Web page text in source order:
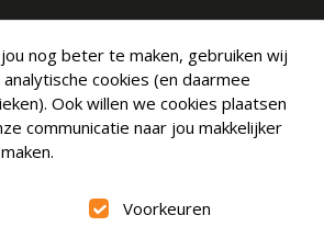
nieuwsbrief
Abonneer
nog beter te maken, gebruiken wij
cookies (en daarmee
Ook willen we cookies plaatsen
communicatie naar jou makkelijker
Voorkeuren